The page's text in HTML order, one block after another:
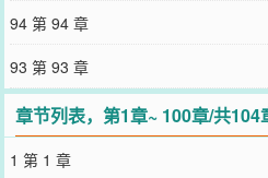
的姑娘没有感情啦）～～～以下为预
崳霜与杜羿承互相看不过眼，奈何天
年，虽争吵不断，但她主内执掌中馈
过越好也算有滋有味。直到她有孕的
救驾危险重重。临行前的深夜，她为
到直白难抑的深情。他紧紧握住她的
好颜面，一直欠你这句铺白心意的
同你嘴硬，比成成还要听你的话。”成
94 第 94 章
93 第 93 章
章节列表，第1章~ 100章/共104
1 第 1 章